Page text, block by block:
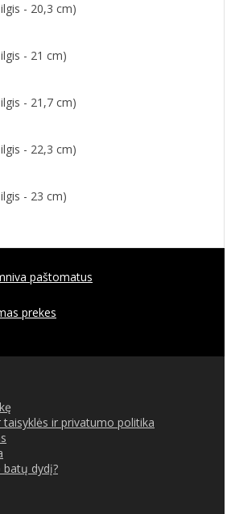
- 20,3 cm)
- 21 cm)
- 21,7 cm)
- 22,3 cm)
- 23 cm)
paštomatus
prekes
taisyklės ir privatumo politika
batų dydį?